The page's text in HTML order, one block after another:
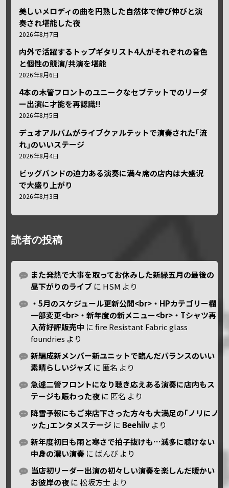
美しいメロディの曲を円熟した自然体で伸び伸びと演
奏され堪能した夜
2026年8月7日
内外で活躍するトップギタリスト4人がそれぞれの音色
と個性の競演/共演を堪能
2026年8月6日
4本の木管フロントのユニークなセプテットでのリーダ
ー出演に才能を再認識!!
2026年8月5日
デュオアルバムがライブクァルテットで演奏された｢流
れ｣のいいステージ
2026年8月4日
ビッグバンドの迫力ある演奏に満々席の店内は大盛況
で大盛り上がり
2026年8月3日
読者の投稿
また発熱で大事を取ってお休みした新緑五月の最後の
昼下がりのライブ に HSM より
・5月のスケジュール更新公開<br>・HPカテゴリー欄
一部変更<br>・新年度の新メニュー<br>・Tシャツ再
入荷好評販売中 にfire Resistant Fabric glass
foundries より
新編成新メンバー新ユニットで臨んだバランスのいい
素晴らしいジャズ に 匿名 より
急遽二管フロントになり聴き応えある演奏に店内もス
テージも賑わった夜 に 匿名 より
降雪予報にもご来店下さった方々も大満足の｢ノリにノ
ッた｣エンタメステージ に Beehiiv より
新年度初日も雨と寒さで拍子抜けも…滅多に聴けない
中身の濃い演奏 に ばんび より
当店初リーダー出演の初々しい演奏を楽しんだ暖かい
お彼岸の夜 に松坂方士 より